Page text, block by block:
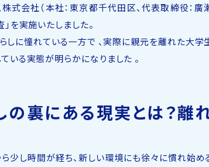
式会社（本社：東京都千代田区、代表取締役：廣
を実施いたしました。
に憧れている一方で 、実際に親元を離れた大学
いる実態が明らかになりました 。
裏にある現実とは？離
し時間が経ち、新しい環境にも徐々に慣れ始め